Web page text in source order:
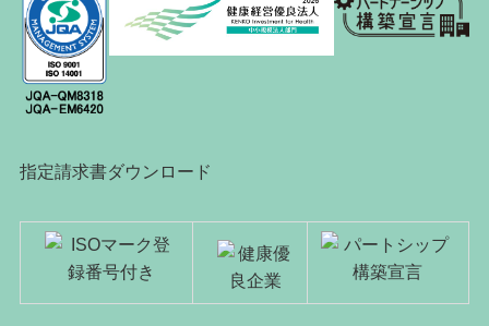
指定請求書ダウンロード